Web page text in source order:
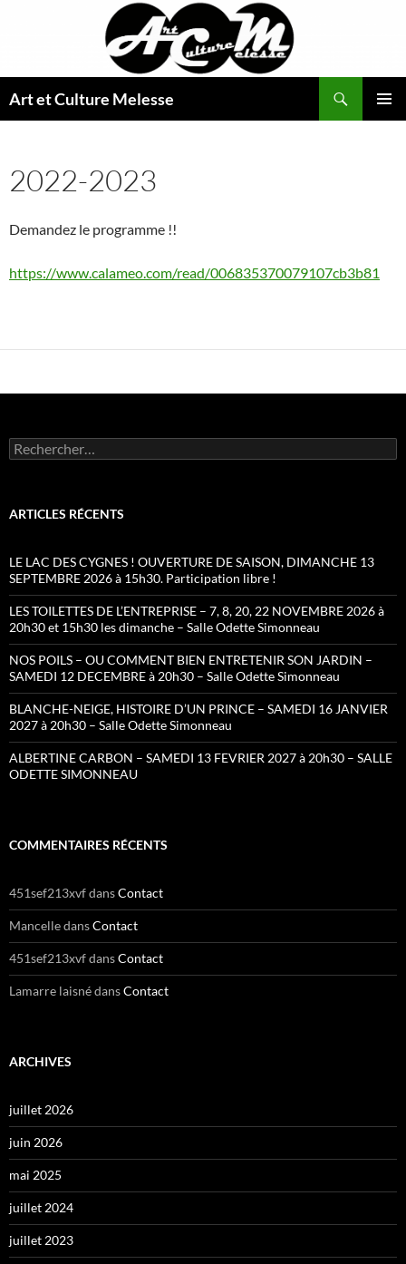
Art et Culture Melesse
2022-2023
Demandez le programme !!
https://www.calameo.com/read/006835370079107cb3b81
Rechercher :
ARTICLES RÉCENTS
LE LAC DES CYGNES ! OUVERTURE DE SAISON, DIMANCHE 13
SEPTEMBRE 2026 à 15h30. Participation libre !
LES TOILETTES DE L’ENTREPRISE – 7, 8, 20, 22 NOVEMBRE 2026 à
20h30 et 15h30 les dimanche – Salle Odette Simonneau
NOS POILS – OU COMMENT BIEN ENTRETENIR SON JARDIN –
SAMEDI 12 DECEMBRE à 20h30 – Salle Odette Simonneau
BLANCHE-NEIGE, HISTOIRE D’UN PRINCE – SAMEDI 16 JANVIER
2027 à 20h30 – Salle Odette Simonneau
ALBERTINE CARBON – SAMEDI 13 FEVRIER 2027 à 20h30 – SALLE
ODETTE SIMONNEAU
COMMENTAIRES RÉCENTS
451sef213xvfdansContact
MancelledansContact
451sef213xvfdansContact
Lamarre laisnédansContact
ARCHIVES
juillet 2026
juin 2026
mai 2025
juillet 2024
juillet 2023